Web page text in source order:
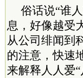
俗话说“谁
息，好像越受
从公司绯闻到
的注意，快速
来解释人人爱